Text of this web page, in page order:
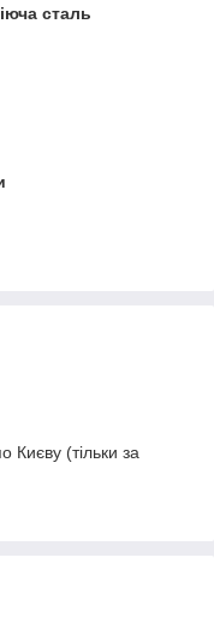
сталь
Києву (тільки за